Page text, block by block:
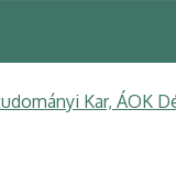
Kar, ÁOK